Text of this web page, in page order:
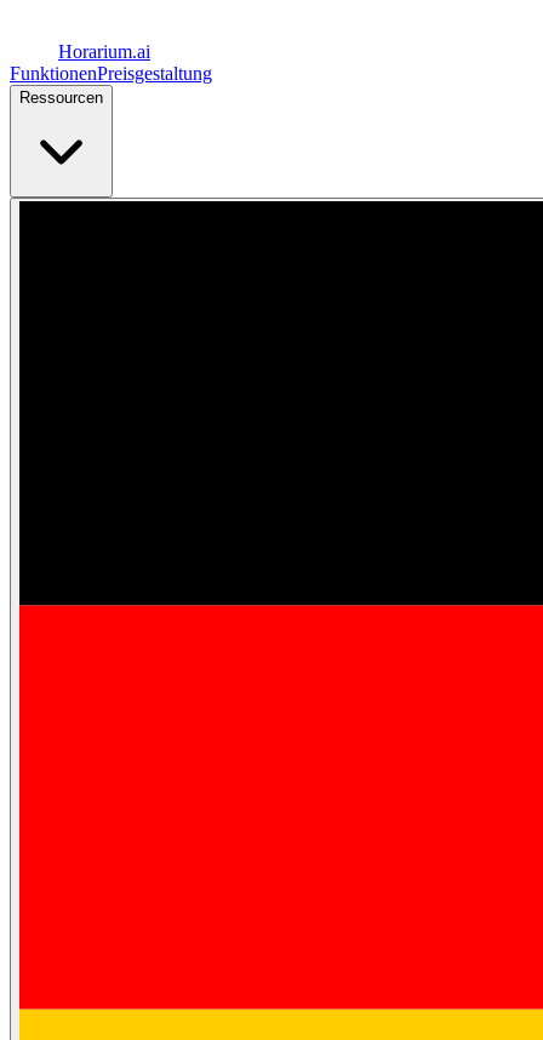
Horarium.ai
FunktionenPreisgestaltung
Ressourcen